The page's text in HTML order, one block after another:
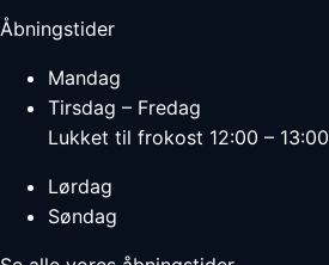
Åbningstider
Mandag
Tirsdag – Fredag
Lukket til frokost 12:00 – 13:00
Lørdag
Søndag